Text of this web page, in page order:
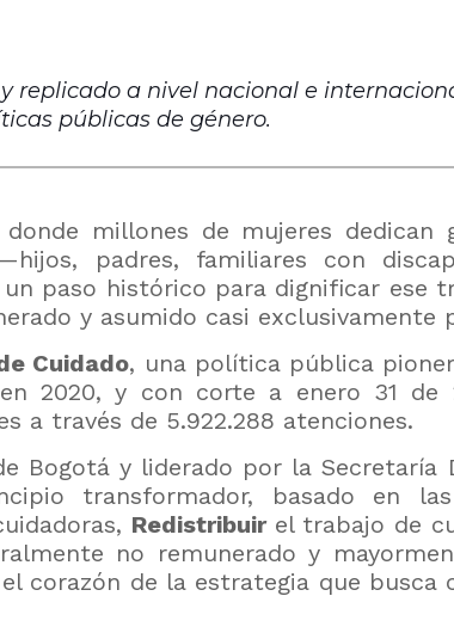
replicado a nivel nacional e
públicas de género.
millones de mujeres
padres, familiares con
paso histórico para dignificar ese
y asumido casi exclusivamente
Cuidado, una política pública
2020, y con corte a enero 31 de
a través de 5.922.288 atenciones.
Bogotá y liderado por la Secretaría
transformador, basado en
Redistribuir el trabajo de
no remunerado y
corazón de la estrategia que busca